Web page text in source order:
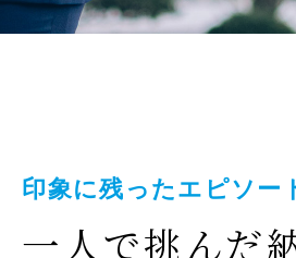
印象に残ったエピソー
一人で挑んだ